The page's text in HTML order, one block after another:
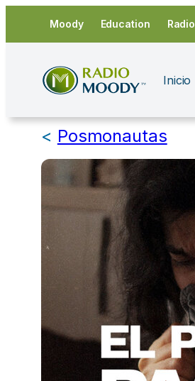
contenido
Moody Education Radio
Inicio
< Posmonautas